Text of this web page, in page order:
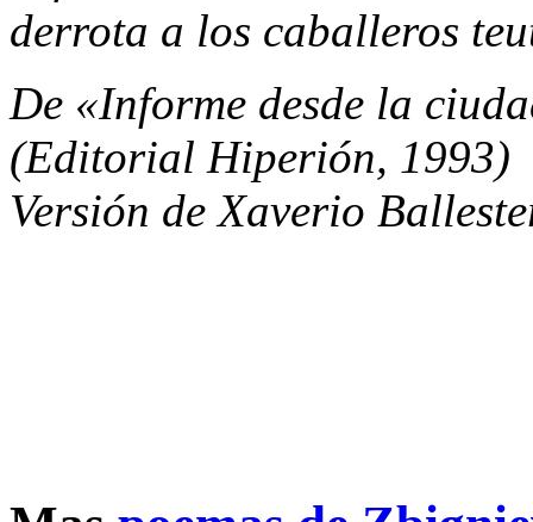
derrota a los caballeros
De «Informe desde la
(Editorial Hiperión, 1993)
Versión de Xaverio